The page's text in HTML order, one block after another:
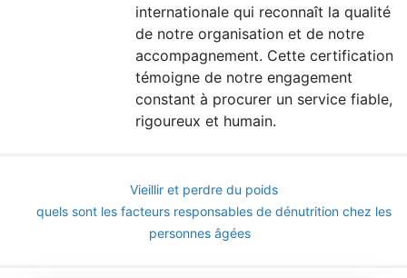
internationale qui reconnaît la qualité
de notre organisation et de notre
accompagnement. Cette certification
témoigne de notre engagement
constant à procurer un service fiable,
rigoureux et humain.
Vieillir et perdre du poids
quels sont les facteurs responsables de dénutrition chez les
personnes âgées